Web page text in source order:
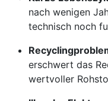
nach wenigen
technisch noch
erschwert das
wertvoller